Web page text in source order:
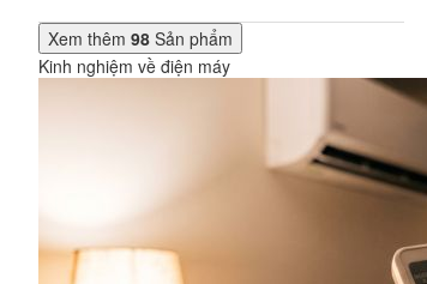
Xem thêm 98 Sản phẩm
Kinh nghiệm về điện máy